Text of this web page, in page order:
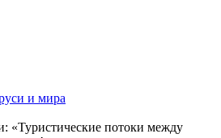
и мира
«Туристические потоки между